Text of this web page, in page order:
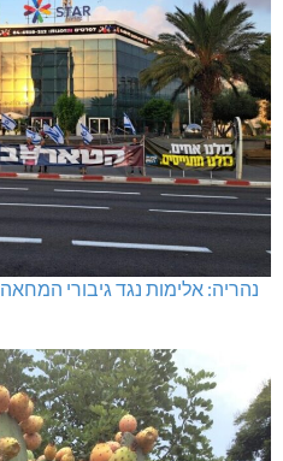
נהריה: אלימות נגד גיבורי המחאה